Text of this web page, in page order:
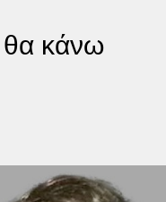
θα κάνω